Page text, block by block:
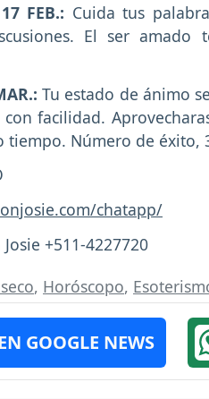
FEB.: Cuida tus
El ser amado
Tu estado de ánimo
facilidad.
tiempo. Número de éxito,
chatapp/
+511-4227720
, Horóscopo,
GOOGLE NEWS